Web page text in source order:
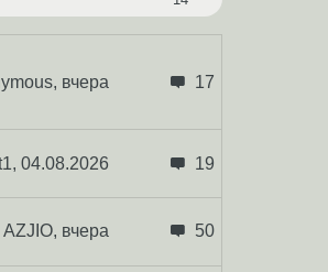
17
вчера
19
04.08.2026
50
AZJIO, вчера